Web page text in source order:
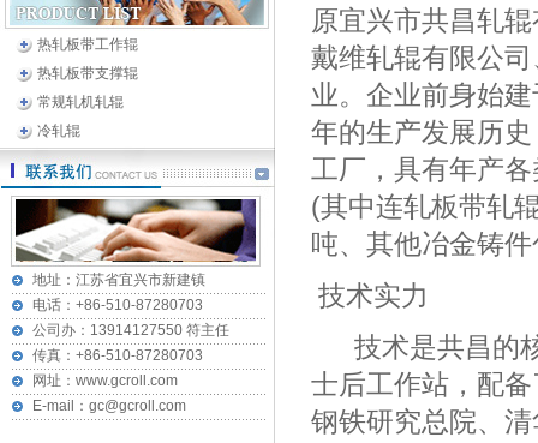
热轧板带工作辊
热轧板带支撑辊
常规轧机轧辊
冷轧辊
地址：江苏省宜兴市新建镇
电话：+86-510-87280703
公司办：13914127550 符主任
传真：+86-510-87280703
网址：www.gcroll.com
E-mail：gc@gcroll.com
原宜兴市共昌轧
戴维轧辊有限公
业。企业前身始
年的生产发展历
工厂，具有年产
(其中连轧板带轧
吨、其他冶金铸
技术实力
技术是共昌的核
士后工作站，配
钢铁研究总院、